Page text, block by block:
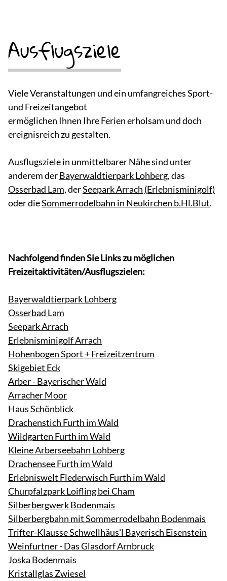
Ausflugsziele
Viele Veranstaltungen und ein umfangreiches Sport-
und Freizeitangebot
ermöglichen Ihnen Ihre Ferien erholsam und doch
ereignisreich zu gestalten.
Ausflugsziele in unmittelbarer Nähe sind unter
anderem derBayerwaldtierpark Lohberg, das
Osserbad Lam, derSeepark Arrach (Erlebnisminigolf)
oder dieSommerrodelbahn in Neukirchen b.Hl.Blut.
Nachfolgend finden Sie Links zu möglichen
Freizeitaktivitäten/Ausflugszielen:
Bayerwaldtierpark Lohberg
Osserbad Lam
Seepark Arrach
Erlebnisminigolf Arrach
Hohenbogen Sport + Freizeitzentrum
Skigebiet Eck
Arber - Bayerischer Wald
Arracher Moor
Haus Schönblick
Drachenstich Furth im Wald
Wildgarten Furth im Wald
Kleine Arberseebahn Lohberg
Drachensee Furth im Wald
Erlebniswelt Flederwisch Furth im Wald
Churpfalzpark Loifling bei Cham
Silberbergwerk Bodenmais
Silberbergbahn mit Sommerrodelbahn Bodenmais
Trifter-Klausse Schwellhäus'l Bayerisch Eisenstein
Weinfurtner - Das Glasdorf Arnbruck
Joska Bodenmais
Kristallglas Zwiesel